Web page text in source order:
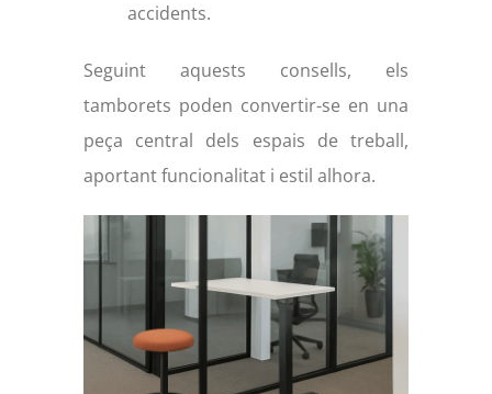
accidents.
Seguint aquests consells, els
tamborets poden convertir-se en una
peça central dels espais de treball,
aportant funcionalitat i estil alhora.